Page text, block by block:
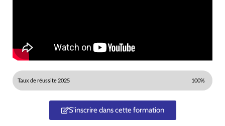
Taux de réussite 2025 100%
S'inscrire dans cette formation